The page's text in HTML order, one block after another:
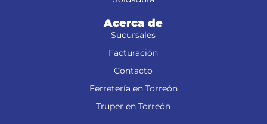
Acerca de
Sucursales
Facturación
Contacto
Ferretería en Torreón
Truper en Torreón